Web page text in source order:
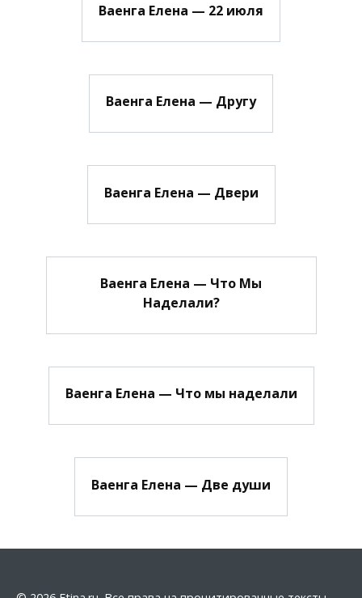
Ваенга Елена — 22 июля
Ваенга Елена — Другу
Ваенга Елена — Двери
Ваенга Елена — Что Мы
Наделали?
Ваенга Елена — Что мы наделали
Ваенга Елена — Две души